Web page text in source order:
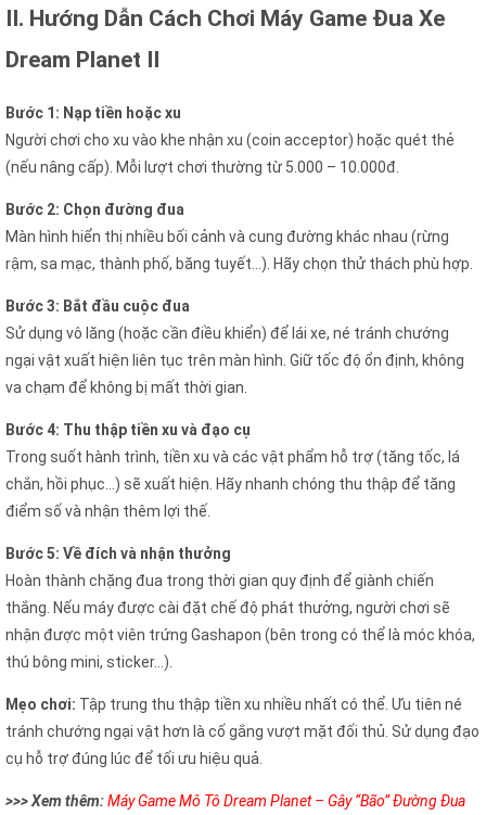
II. Hướng Dẫn Cách Chơi Máy Game Đua Xe
Dream Planet II
Bước 1: Nạp tiền hoặc xu
Người chơi cho xu vào khe nhận xu (coin acceptor) hoặc quét thẻ
(nếu nâng cấp). Mỗi lượt chơi thường từ 5.000 – 10.000đ.
Bước 2: Chọn đường đua
Màn hình hiển thị nhiều bối cảnh và cung đường khác nhau (rừng
rậm, sa mạc, thành phố, băng tuyết…). Hãy chọn thử thách phù hợp.
Bước 3: Bắt đầu cuộc đua
Sử dụng vô lăng (hoặc cần điều khiển) để lái xe, né tránh chướng
ngại vật xuất hiện liên tục trên màn hình. Giữ tốc độ ổn định, không
va chạm để không bị mất thời gian.
Bước 4: Thu thập tiền xu và đạo cụ
Trong suốt hành trình, tiền xu và các vật phẩm hỗ trợ (tăng tốc, lá
chắn, hồi phục…) sẽ xuất hiện. Hãy nhanh chóng thu thập để tăng
điểm số và nhận thêm lợi thế.
Bước 5: Về đích và nhận thưởng
Hoàn thành chặng đua trong thời gian quy định để giành chiến
thắng. Nếu máy được cài đặt chế độ phát thưởng, người chơi sẽ
nhận được một viên trứng Gashapon (bên trong có thể là móc khóa,
thú bông mini, sticker…).
Mẹo chơi: Tập trung thu thập tiền xu nhiều nhất có thể. Ưu tiên né
tránh chướng ngại vật hơn là cố gắng vượt mặt đối thủ. Sử dụng đạo
cụ hỗ trợ đúng lúc để tối ưu hiệu quả.
>>> Xem thêm:Máy Game Mô Tô Dream Planet – Gây “Bão” Đường Đua